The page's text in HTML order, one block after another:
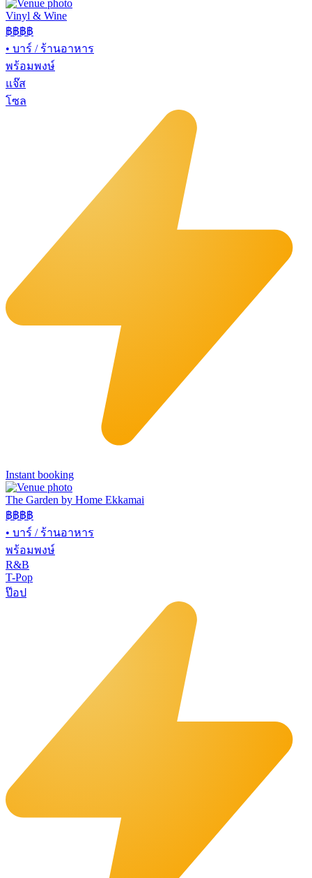
Vinyl & Wine
฿฿฿฿
• บาร์ / ร้านอาหาร
พร้อมพงษ์
แจ๊ส
โซล
Instant booking
The Garden by Home Ekkamai
฿฿฿฿
• บาร์ / ร้านอาหาร
พร้อมพงษ์
R&B
T-Pop
ป๊อป